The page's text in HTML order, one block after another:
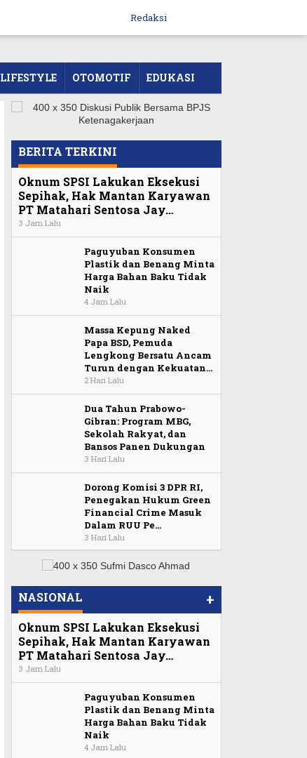
Redaksi
LIFESTYLE OTOMOTIF EDUKASI
BERITA TERKINI
Oknum SPSI Lakukan Eksekusi
Sepihak, Hak Mantan Karyawan
PT Matahari Sentosa Jay…
3 Jam Lalu
Paguyuban Konsumen
Plastik dan Benang Minta
Harga Bahan Baku Tidak
Naik
4 Jam Lalu
Massa Kepung Naked
Papa BSD, Pemuda
Lengkong Bersatu Ancam
Turun dengan Kekuatan…
2 Hari Lalu
Dua Tahun Prabowo-
Gibran: Program MBG,
Sekolah Rakyat, dan
Bansos Panen Dukungan
3 Hari Lalu
Dorong Komisi 3 DPR RI,
Penegakan Hukum Green
Financial Crime Masuk
Dalam RUU Pe…
3 Hari Lalu
NASIONAL +
Oknum SPSI Lakukan Eksekusi
Sepihak, Hak Mantan Karyawan
PT Matahari Sentosa Jay…
3 Jam Lalu
Paguyuban Konsumen
Plastik dan Benang Minta
Harga Bahan Baku Tidak
Naik
4 Jam Lalu